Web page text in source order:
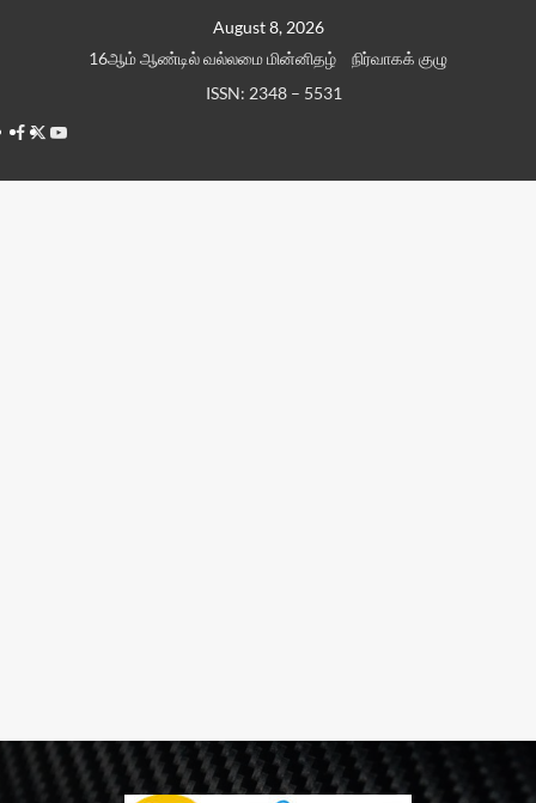
August 8, 2026
16ஆம் ஆண்டில் வல்லமை மின்னிதழ்
நிர்வாகக் குழு
ISSN: 2348 – 5531
Facebook
TwitterYoutube